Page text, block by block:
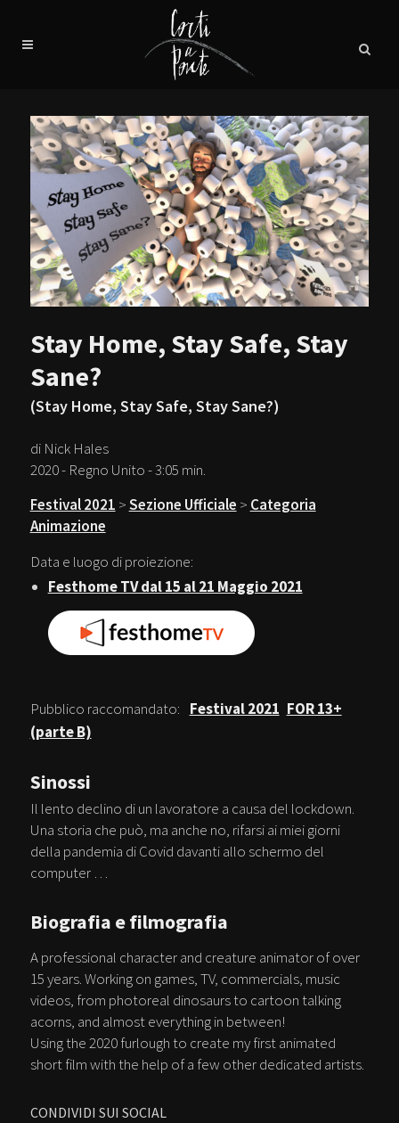
Stay Home, Stay Safe, Stay
Sane?
(Stay Home, Stay Safe, Stay Sane?)
di Nick Hales
2020 - Regno Unito - 3:05 min.
Festival 2021 >Sezione Ufficiale > Categoria
Animazione
Data e luogo di proiezione:
Festhome TV dal 15 al 21 Maggio 2021
Pubblico raccomandato: Festival 2021 FOR 13+
(parte B)
Sinossi
Il lento declino di un lavoratore a causa del lockdown.
Una storia che può, ma anche no, rifarsi ai miei giorni
della pandemia di Covid davanti allo schermo del
computer …
CONDIVIDI SUI SOCIAL
Biografia e filmografia
A professional character and creature animator of over
15 years. Working on games, TV, commercials, music
videos, from photoreal dinosaurs to cartoon talking
acorns, and almost everything in between!
Using the 2020 furlough to create my first animated
short film with the help of a few other dedicated artists.